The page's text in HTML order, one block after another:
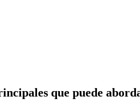
que puede